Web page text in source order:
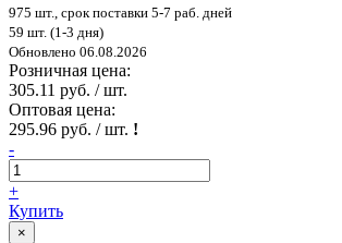
975 шт., срок поставки 5-7 раб. дней
59 шт. (1-3 дня)
Обновлено 06.08.2026
Розничная цена:
305.11 руб. / шт.
Оптовая цена:
295.96 руб. / шт. !
-
+
Купить
×